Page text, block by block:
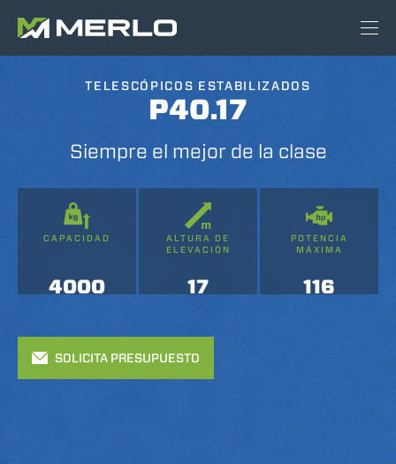
TELESCÓPICOS ESTABILIZADOS
P40.17
Siempre el mejor de la clase
CAPACIDAD
4000
ALTURA DE
ELEVACIÓN
17
POTENCIA
MÁXIMA
116
SOLICITA PRESUPUESTO